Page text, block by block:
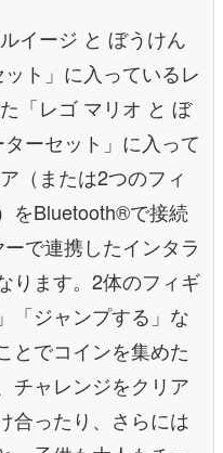
イージ と ぼうけん
ト」に入っているレ
「レゴ マリオ と ぼ
ーセット」に入って
（または2つのフィ
をBluetooth®︎で接続
で連携したインタラ
ります。2体のフィギ
「ジャンプする」な
とでコインを集めた
チャレンジをクリア
合ったり、さらには